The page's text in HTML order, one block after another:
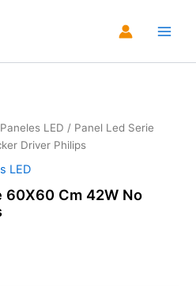
Paneles LED / Panel Led Serie
Driver Philips
LED
60X60 Cm 42W No